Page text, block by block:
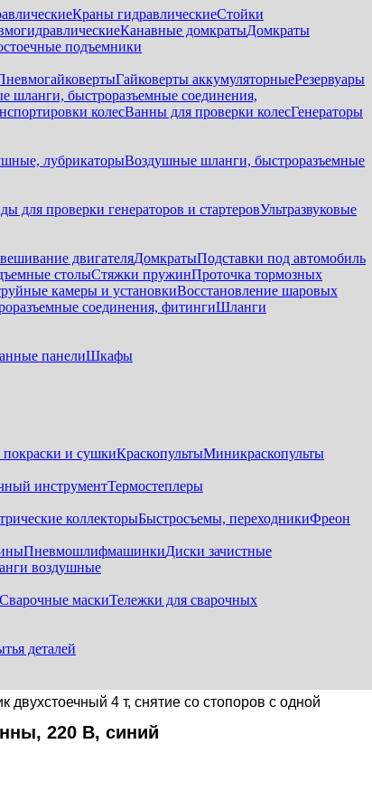
Краны гидравлическиеСтойки
Канавные домкратыДомкраты
подъемники
Гайковерты аккумуляторныеРезервуары
шланги, быстроразъемные соединения,
колесВанны для проверки колесГенераторы
лубрикаторыВоздушные шланги, быстроразъемные
для проверки генераторов и стартеровУльтразвуковые
двигателяДомкратыПодставки под автомобиль
столыСтяжки пружинПроточка тормозных
камеры и установкиВосстановление шаровых
соединения, фитингиШланги
панелиШкафы
и сушкиКраскопультыМиникраскопульты
инструментТермостеплеры
коллекторыБыстросъемы, переходникиФреон
ПневмошлифмашинкиДиски зачистные
воздушные
Сварочные маскиТележки для сварочных
деталей
4 т, снятие со стопоров с одной
220 В, синий